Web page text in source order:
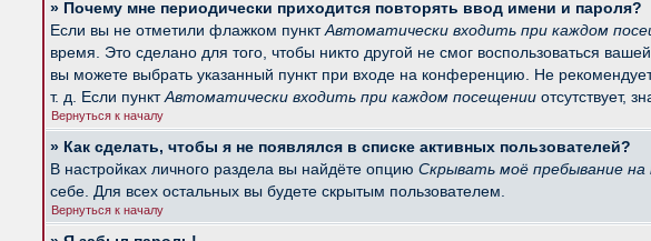
» Почему мне периодически приходится повторять ввод имени и пароля?
Если вы не отметили флажком пунктАвтоматически входить при каждом
время. Это сделано для того, чтобы никто другой не смог воспользоваться
вы можете выбрать указанный пункт при входе на конференцию. Не
т. д. Если пунктАвтоматически входить при каждом посещении отсутствует,
Вернуться к началу
» Как сделать, чтобы я не появлялся в списке активных пользователей?
В настройках личного раздела вы найдёте опцию Скрывать моё пребывание на
себе. Для всех остальных вы будете скрытым пользователем.
Вернуться к началу